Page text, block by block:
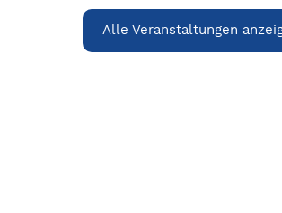
Alle Veranstaltungen